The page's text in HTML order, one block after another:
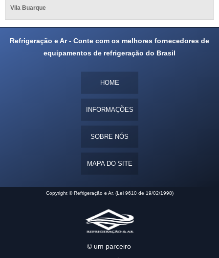
Vila Buarque
Refrigeração e Ar - Conte com os melhores fornecedores de
equipamentos de refrigeração do Brasil
HOME
INFORMAÇÕES
SOBRE NÓS
MAPA DO SITE
Copyright © Refrigeração e Ar. (Lei 9610 de 19/02/1998)
© um parceiro